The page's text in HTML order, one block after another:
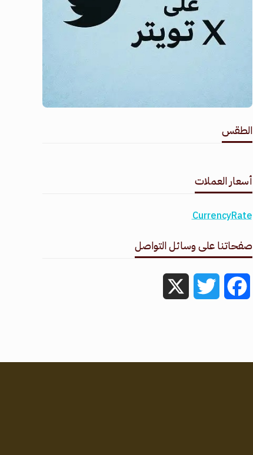
الطقس
أسعار العملات
CurrencyRate
صفحاتنا على وسائل التواصل
Facebook
Twitter